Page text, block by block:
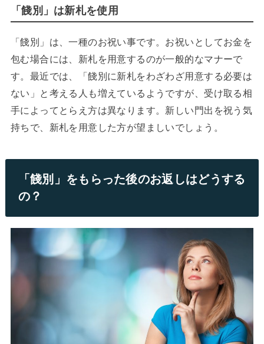
「餞別」は新札を使用
「餞別」は、一種のお祝い事です。お祝いとしてお金を
包む場合には、新札を用意するのが一般的なマナーで
す。最近では、「餞別に新札をわざわざ用意する必要は
ない」と考える人も増えているようですが、受け取る相
手によってとらえ方は異なります。新しい門出を祝う気
持ちで、新札を用意した方が望ましいでしょう。
「餞別」をもらった後のお返しはどうする
の？